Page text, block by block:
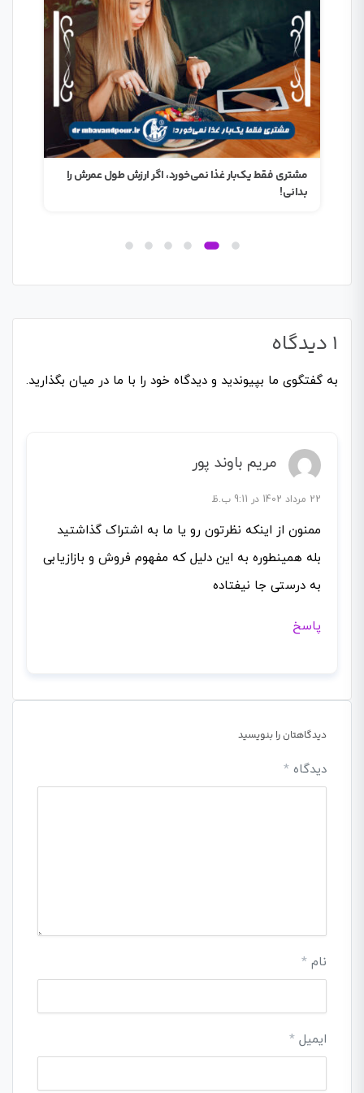
مشتری فقط یک‌بار غذا نمی‌خورد، اگر ارزش طول عمرش را
بدانی!
1 دیدگاه
به گفتگوی ما بپیوندید و دیدگاه خود را با ما در میان بگذارید.
مریم باوند پور
22 مرداد 1402 در 9:11 ب.ظ
ممنون از اینکه نظرتون رو یا ما به اشتراک گذاشتید
بله همینطوره به این دلیل که مفهوم فروش و بازازیابی
به درستی جا نیفتاده
پاسخ
دیدگاهتان را بنویسید
دیدگاه *
نام *
ایمیل *